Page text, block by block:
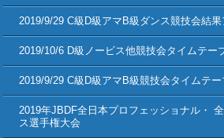
2019/9/29 C級D級アマB級ダンス競技会結
2019/10/6 D級ノービス他競技会タイムテー
2019/9/29 C級D級アマB級競技会タイムテー
2019年JBDF全日本プロフェッショナル・
ス選手権大会